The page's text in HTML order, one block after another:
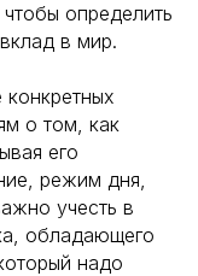
определить
в мир.
о том, как
его
режим дня,
учесть в
обладающего
надо